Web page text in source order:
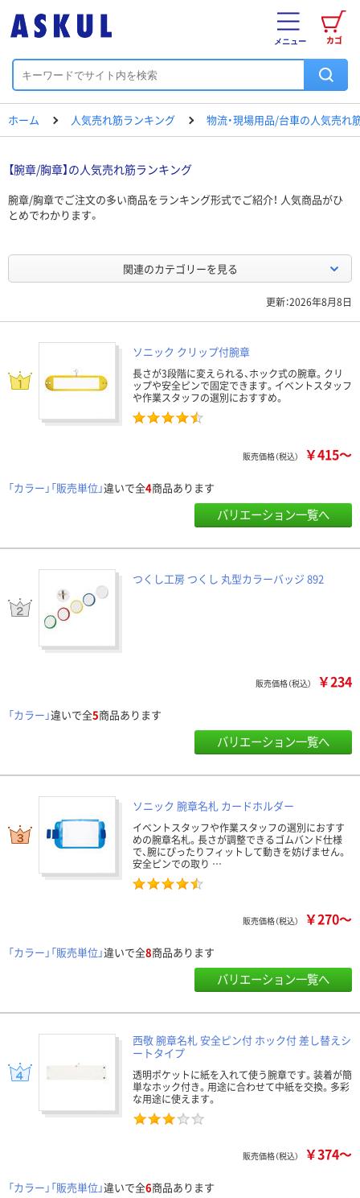
カゴ
メニュー
ホーム 人気売れ筋ランキング 物流・現場用品/台車の人気売れ
【腕章/胸章】の人気売れ筋ランキング
腕章/胸章でご注文の多い商品をランキング形式でご紹介！ 人気商品がひ
とめでわかります。
関連のカテゴリーを見る
更新：2026年8月8日
ソニック クリップ付腕章
長さが3段階に変えられる、ホック式の腕章。クリ
ップや安全ピンで固定できます。イベントスタッフ
や作業スタッフの選別におすすめ。
販売価格（税込） ￥415～
「カラー」「販売単位」違いで全4商品あります
バリエーション一覧へ
つくし工房 つくし 丸型カラーバッジ 892
販売価格（税込） ￥234
「カラー」違いで全5商品あります
バリエーション一覧へ
ソニック 腕章名札 カードホルダー
イベントスタッフや作業スタッフの選別におすす
めの腕章名札。長さが調整できるゴムバンド仕様
で、腕にぴったりフィットして動きを妨げません。
安全ピンでの取り …
販売価格（税込） ￥270～
「カラー」「販売単位」違いで全8商品あります
バリエーション一覧へ
西敬 腕章名札 安全ピン付 ホック付 差し替えシ
ートタイプ
透明ポケットに紙を入れて使う腕章です。装着が簡
単なホック付き。用途に合わせて中紙を交換。多彩
な用途に使えます。
販売価格（税込） ￥374～
「カラー」「販売単位」違いで全6商品あります